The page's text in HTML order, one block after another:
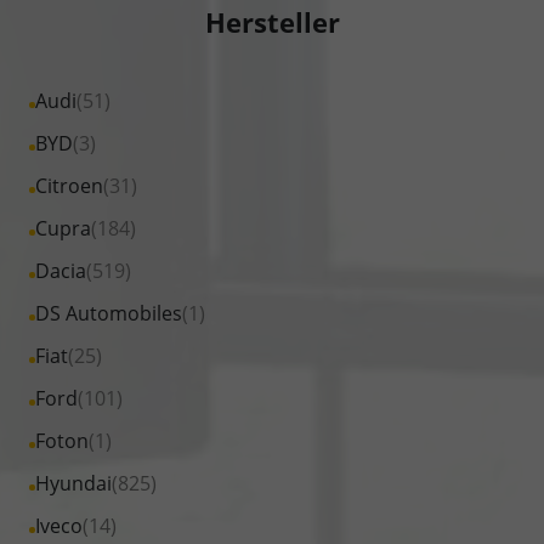
Hersteller
Audi(51)
Alle
Fahrzeuge
Audi
anzeigen
BYD(3)
Alle
Fahrzeuge
BYD
anzeigen
Citroen(31)
Alle
Fahrzeuge
Citroen
anzeigen
Cupra(184)
Alle
Fahrzeuge
Cupra
anzeigen
Dacia(519)
Alle
Fahrzeuge
Dacia
anzeigen
DS Automobiles(1)
Alle
Fahrzeuge
DS
Automobiles
anzeigen
Fiat(25)
Alle
Fahrzeuge
Fiat
anzeigen
Ford(101)
Alle
Fahrzeuge
Ford
anzeigen
Foton(1)
Alle
Fahrzeuge
Hyundai(825)
Alle
Fahrzeuge
Iveco(14)
Alle